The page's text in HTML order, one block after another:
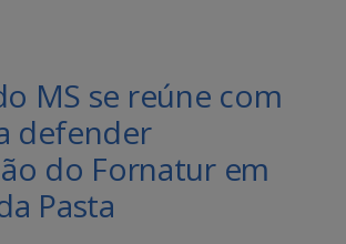
MS se reúne com
defender
do Fornatur em
Pasta